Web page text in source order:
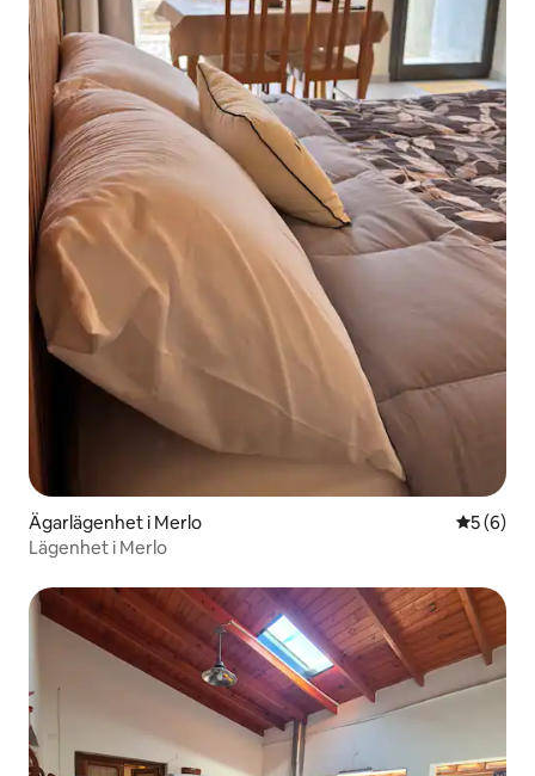
Ägarlägenhet i Merlo 5 av 5 i
5 (6)
Lägenhet i Merlo